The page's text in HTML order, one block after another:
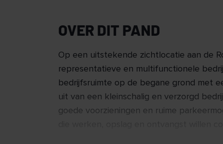
OVER DIT PAND
Op een uitstekende zichtlocatie aan de
representatieve en multifunctionele
bedrijfsruimte op de begane grond met
uit van een kleinschalig en verzorgd
goede voorzieningen en ruime